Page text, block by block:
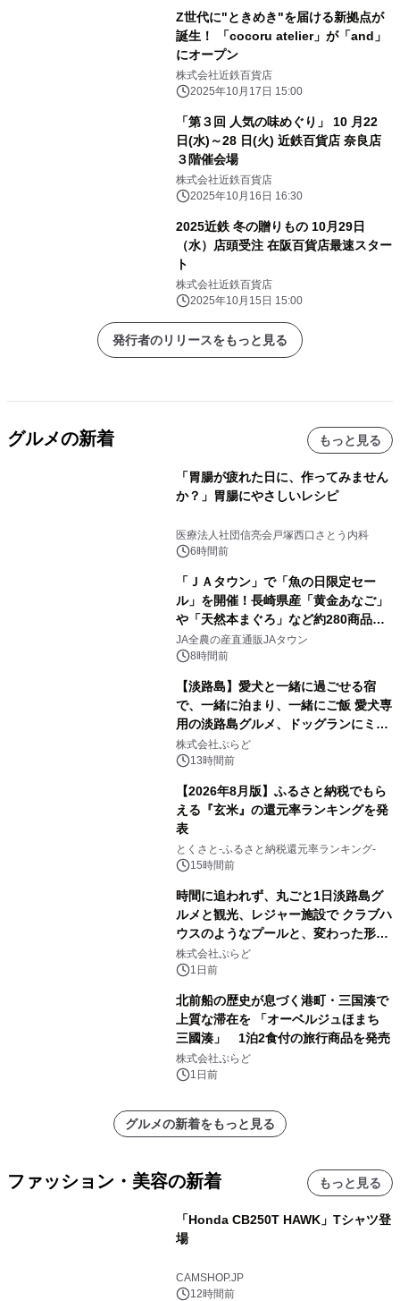
Z世代に"ときめき"を届ける新拠点が
誕生！ 「cocoru atelier」が「and」
株式会社近鉄百貨店
2025年10月17日 15:00
「第３回 人気の味めぐり」 10 月22
日(水)～28 日(火) 近鉄百貨店 奈良店
３階催会場
株式会社近鉄百貨店
2025年10月16日 16:30
2025近鉄 冬の贈りもの 10月29日
（水）店頭受注 在阪百貨店最速スター
ト
株式会社近鉄百貨店
2025年10月15日 15:00
発行者のリリースをもっと見る
グルメの新着 もっと見る
「胃腸が疲れた日に、作ってみません
か？」胃腸にやさしいレシピ
医療法人社団信亮会戸塚西口さとう内科
6時間前
「ＪＡタウン」で「魚の日限定セー
ル」を開催！長崎県産「黄金あなご」
や「天然本まぐろ」など約280商品を
販売！～毎月１０日の定例企画～
JA全農の産直通販JAタウン
8時間前
【淡路島】愛犬と一緒に過ごせる宿
で、一緒に泊まり、一緒にご飯 愛犬専
用の淡路島グルメ、ドッグランにミニ
プール グランピングとトレーラーハウ
スの2施設で
株式会社ぷらど
13時間前
【2026年8月版】ふるさと納税でもら
える『玄米』の還元率ランキングを発
表
とくさと-ふるさと納税還元率ランキング-
15時間前
時間に追われず、丸ごと1日淡路島グ
ルメと観光、レジャー施設で クラブハ
ウスのようなプールと、変わった形の
サウナも 「THE BOXY AWAJI」のお
得な素泊まり連泊プランで
株式会社ぷらど
1日前
北前船の歴史が息づく港町・三国湊で
上質な滞在を 「オーベルジュほまち
三國湊」 1泊2食付の旅行商品を発売
株式会社ぷらど
1日前
グルメの新着をもっと見る
ファッション・美容の新着 もっと見る
「Honda CB250T HAWK」Tシャツ登
場
CAMSHOP.JP
12時間前